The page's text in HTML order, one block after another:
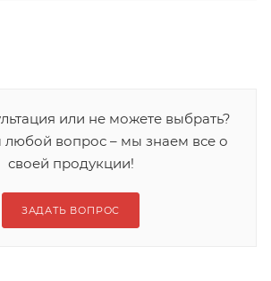
или не можете выбрать?
любой вопрос – мы знаем все о
своей продукции!
ЗАДАТЬ ВОПРОС